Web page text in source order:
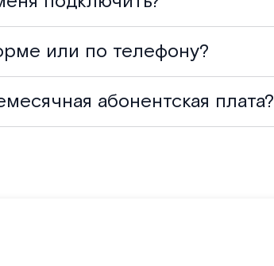
или по телефону?
абонентская плата?